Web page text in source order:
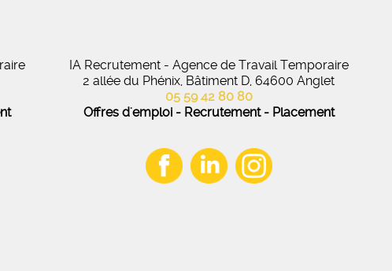
IA Recrutement - Agence de Travail Temporaire
2 allée du Phénix, Bâtiment D, 64600 Anglet
05 59 42 80 80
Offres d'emploi - Recrutement - Placement